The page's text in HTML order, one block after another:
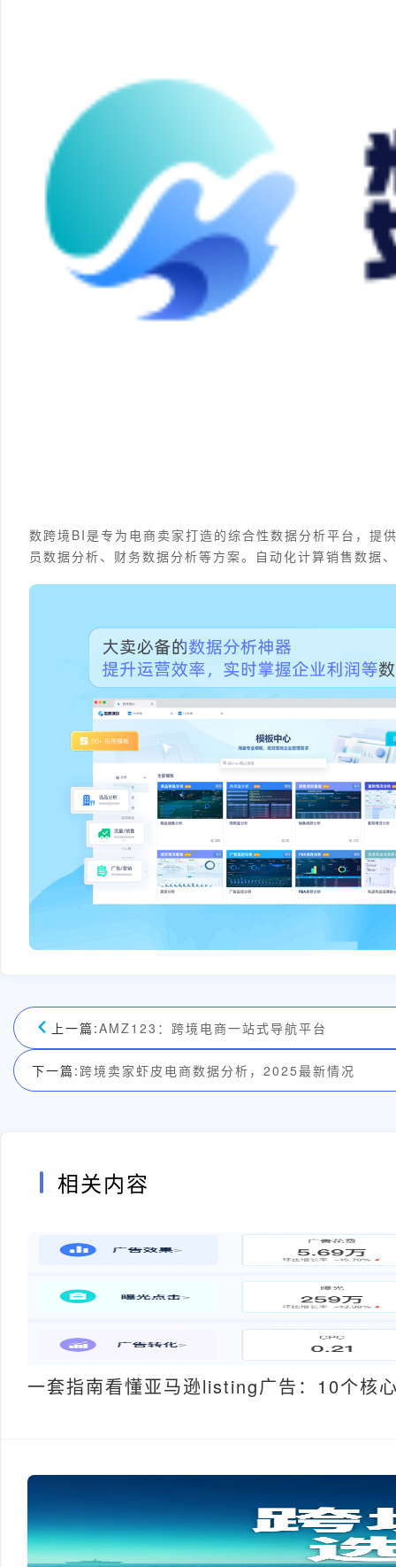
数跨境BI是专为电商卖家打造的综合性数据分析平台，提
员数据分析、财务数据分析等方案。自动化计算销售数据
上一篇:AMZ123：跨境电商一站式导航平台
下一篇: 跨境卖家虾皮电商数据分析，2025最新情况
相关内容
一套指南看懂亚马逊listing广告：10个核